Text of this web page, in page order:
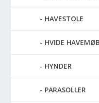
HAVESTOLE
HVIDE
HYNDER
PARASOLLER